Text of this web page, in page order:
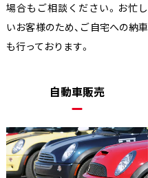
場合もご相談ください。お忙し
いお客様のため、ご自宅への納車
も行っております。
自動車販売